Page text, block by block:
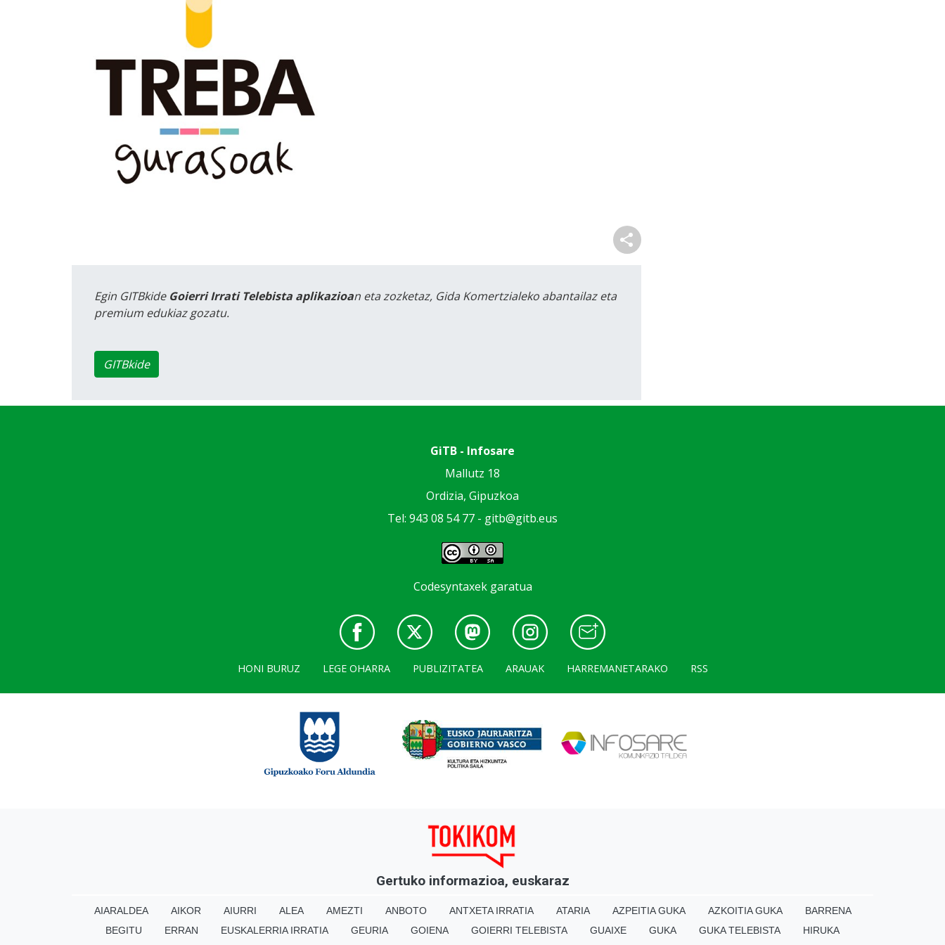
Egin GITBkide Goierri Irrati Telebista aplikazioan eta zozketaz, Gida Komertzialeko abantailaz eta
premium edukiaz gozatu.
GITBkide
GiTB - Infosare
Mallutz 18
Ordizia, Gipuzkoa
Tel: 943 08 54 77 - gitb@gitb.eus
Codesyntaxek garatua
HONI BURUZ LEGE OHARRA PUBLIZITATEA ARAUAK HARREMANETARAKO RSS
Gertuko informazioa, euskaraz
AIARALDEA AIKOR AIURRI ALEA AMEZTI ANBOTO ANTXETA IRRATIA ATARIA AZPEITIA GUKA AZKOITIA GUKA
BARRENA
BEGITU
ERRAN EUSKALERRIA IRRATIA GEURIA GOIENA GOIERRI TELEBISTA GUAIXE GUKA GUKA TELEBISTA
HIRUKA